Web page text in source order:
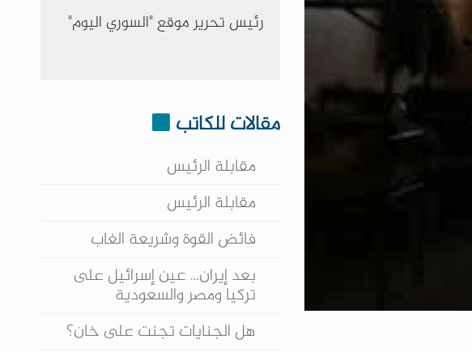
رئيس تحرير موقع "السوري اليوم"
مقالات للكاتب
مقابلة الرئيس
مقابلة الرئيس
فائض القوة وشريعة الغاب
بعد إيران… عين إسرائيل على
تركيا ومصر والسعودية
هل الجنايات تجنت على خان؟